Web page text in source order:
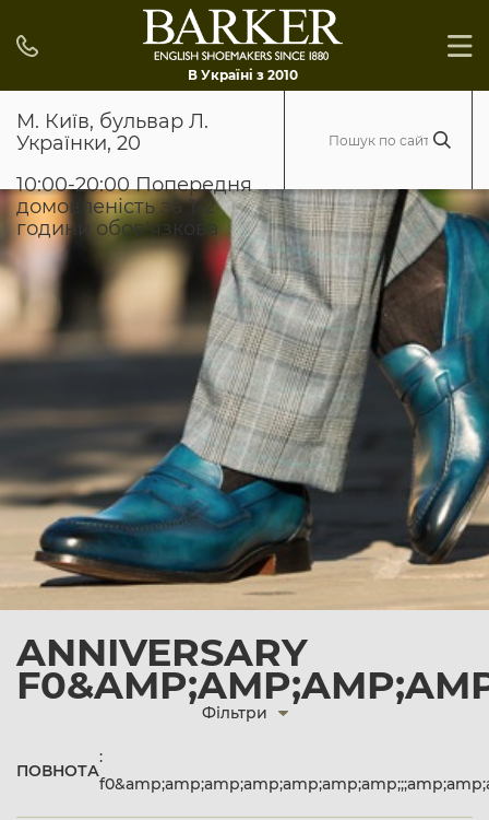
В Україні з 2010
М. Київ, бульвар Л.
Українки, 20
10:00-20:00 Попередня
домовленість за 1-2
години обов'язкова
ANNIVERSARY
Фільтри
ПОВНОТА
: